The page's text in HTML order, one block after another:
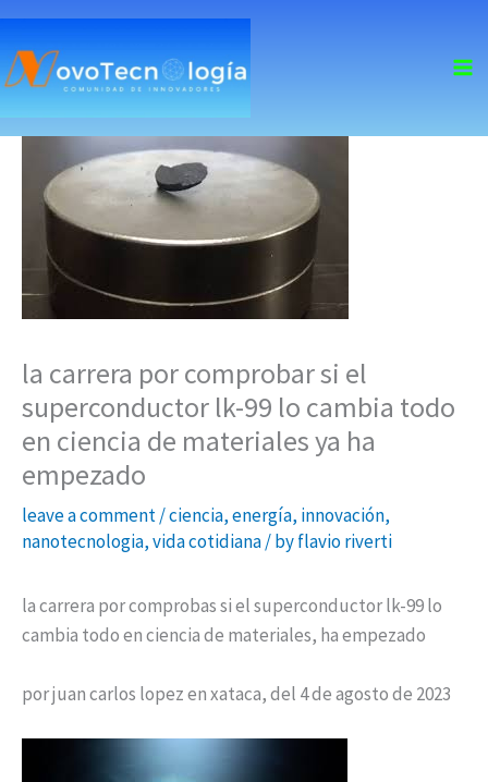
skip
content
la carrera por comprobar si el
superconductor lk-99 lo cambia todo
en ciencia de materiales ya ha
empezado
leave a comment/ciencia,energía, innovación,
nanotecnologia,vida cotidiana/ byflavio riverti
la carrera por comprobas si el superconductor lk-99 lo
cambia todo en ciencia de materiales, ha empezado
por juan carlos lopez en xataca, del 4 de agosto de 2023